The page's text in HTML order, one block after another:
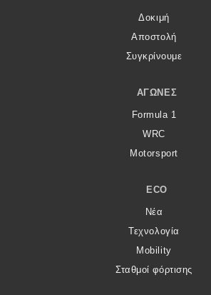
Δοκιμή
Αποστολή
Συγκρίνουμε
ΑΓΏΝΕΣ
Formula 1
WRC
Motorsport
ECO
Νέα
Τεχνολογία
Mobility
Σταθμοί φόρτισης